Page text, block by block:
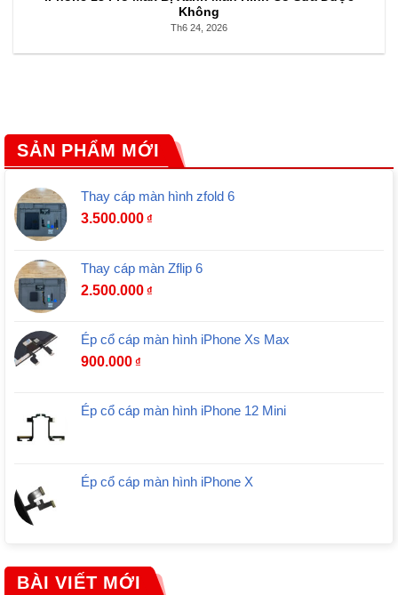
Không
Th6 24, 2026
SẢN PHẨM MỚI
Thay cáp màn hình zfold 6
3.500.000 ₫
Thay cáp màn Zflip 6
2.500.000 ₫
Ép cổ cáp màn hình iPhone Xs Max
900.000 ₫
Ép cổ cáp màn hình iPhone 12 Mini
Ép cổ cáp màn hình iPhone X
BÀI VIẾT MỚI